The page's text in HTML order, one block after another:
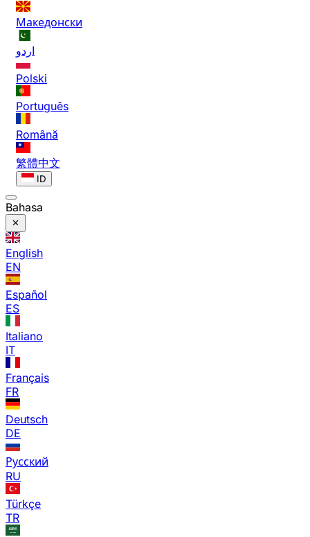
Македонски
اردو
Polski
Português
Română
繁體中文
ID
Bahasa
English
EN
Español
ES
Italiano
IT
Français
FR
Deutsch
DE
Русский
RU
Türkçe
TR